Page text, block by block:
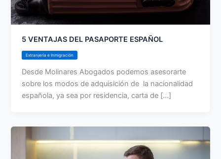
5 VENTAJAS DEL PASAPORTE ESPAÑOL
Extranjería e Inmigración
Desde Molinares Abogados podemos asesorarte
sobre los modos de adquisición de la nacionalidad
española, ya sea por residencia, carta de [...]